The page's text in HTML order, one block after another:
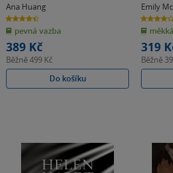
Ana Huang
4.4
z
5
hvězdiček
pevná vazba
389 Kč
Běžně499 Kč
Do košíku
Emily
4.3
z
5
hvězdiček
319
Běžně